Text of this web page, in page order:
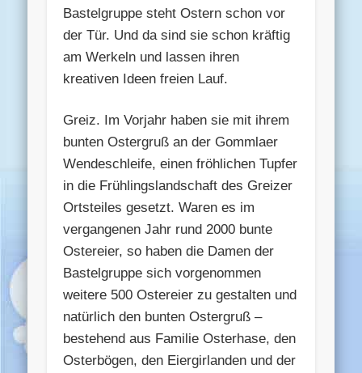
Bastelgruppe steht Ostern schon vor
der Tür. Und da sind sie schon kräftig
am Werkeln und lassen ihren
kreativen Ideen freien Lauf.
Greiz. Im Vorjahr haben sie mit ihrem
bunten Ostergruß an der Gommlaer
Wendeschleife, einen fröhlichen Tupfer
in die Frühlingslandschaft des Greizer
Ortsteiles gesetzt. Waren es im
vergangenen Jahr rund 2000 bunte
Ostereier, so haben die Damen der
Bastelgruppe sich vorgenommen
weitere 500 Ostereier zu gestalten und
natürlich den bunten Ostergruß –
bestehend aus Familie Osterhase, den
Osterbögen, den Eiergirlanden und der